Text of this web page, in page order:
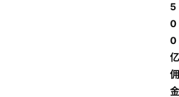
5
0
0
亿
佣
金